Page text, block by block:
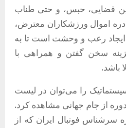
قضایی، حبس، و حتی طناب
اموال ورزشکاران معترض،
ایجاد رعب و وحشت است تا به
سخن گفتن و همراهی با
باشد.
را می‌توان در لیست
از جام جهانی مشاهده کرد.
سرشناس فوتبال ایران که از